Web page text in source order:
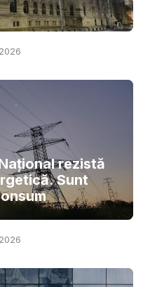
rezistă
Sunt